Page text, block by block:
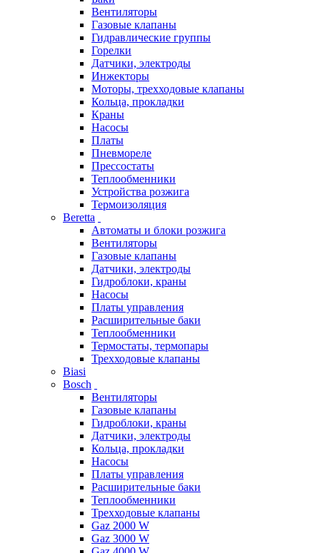
Вентиляторы
Газовые клапаны
Гидравлические группы
Горелки
Датчики, электроды
Инжекторы
Моторы, трехходовые клапаны
Кольца, прокладки
Краны
Насосы
Платы
Пневмореле
Прессостаты
Теплообменники
Устройства розжига
Термоизоляция
Beretta
Автоматы и блоки розжига
Вентиляторы
Газовые клапаны
Датчики, электроды
Гидроблоки, краны
Насосы
Платы управления
Расширительные баки
Теплообменники
Термостаты, термопары
Трехходовые клапаны
Biasi
Bosch
Вентиляторы
Газовые клапаны
Гидроблоки, краны
Датчики, электроды
Кольца, прокладки
Насосы
Платы управления
Расширительные баки
Теплообменники
Трехходовые клапаны
Gaz 2000 W
Gaz 3000 W